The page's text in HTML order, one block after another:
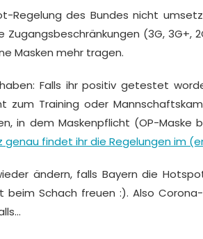
Regelung des Bundes nicht
(3G, 3G+,
Masken mehr tragen.
Falls ihr positiv getestet
Training oder
in dem Maskenpflicht (OP-Maske
genau findet ihr die Regelungen im
ändern, falls Bayern die
Schach freuen :). Also